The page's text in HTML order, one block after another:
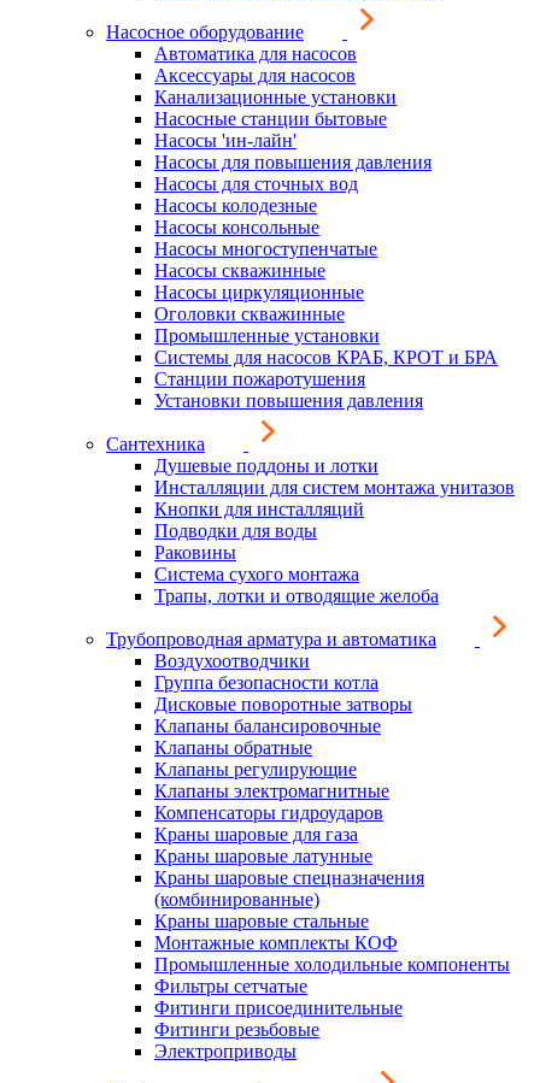
Насосное оборудование
Автоматика для насосов
Аксессуары для насосов
Канализационные установки
Насосные станции бытовые
Насосы 'ин-лайн'
Насосы для повышения давления
Насосы для сточных вод
Насосы колодезные
Насосы консольные
Насосы многоступенчатые
Насосы скважинные
Насосы циркуляционные
Оголовки скважинные
Промышленные установки
Системы для насосов КРАБ, КРОТ и БРА
Станции пожаротушения
Установки повышения давления
Сантехника
Душевые поддоны и лотки
Инсталляции для систем монтажа унитазов
Кнопки для инсталляций
Подводки для воды
Раковины
Система сухого монтажа
Трапы, лотки и отводящие желоба
Трубопроводная арматура и автоматика
Воздухоотводчики
Группа безопасности котла
Дисковые поворотные затворы
Клапаны балансировочные
Клапаны обратные
Клапаны регулирующие
Клапаны электромагнитные
Компенсаторы гидроударов
Краны шаровые для газа
Краны шаровые латунные
Краны шаровые спецназначения
(комбинированные)
Краны шаровые стальные
Монтажные комплекты КОФ
Промышленные холодильные компоненты
Фильтры сетчатые
Фитинги присоединительные
Фитинги резьбовые
Электроприводы